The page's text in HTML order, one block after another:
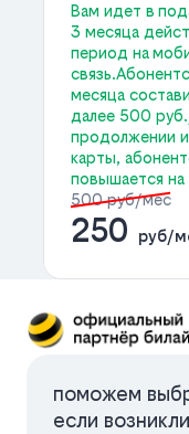
Вам идет в
3 месяца
период на
месяца
далее 500
продолжении
карты,
повышается
500 руб/мес
250 руб/
поможем
если